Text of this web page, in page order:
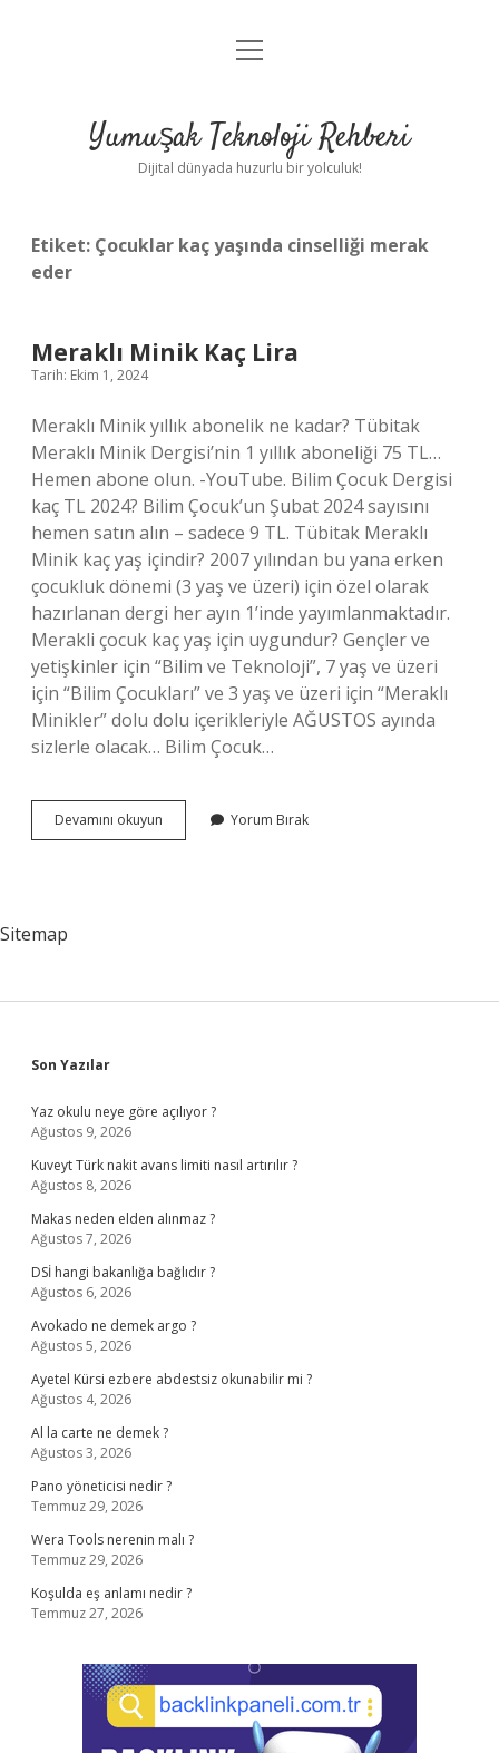
Anasayfa
Yasal Uyarı
menüyü
Yumuşak Teknoloji Rehberi
Dijital dünyada huzurlu bir yolculuk!
Etiket: Çocuklar kaç yaşında cinselliği merak
eder
Meraklı Minik Kaç Lira
Tarih: Ekim 1, 2024
Meraklı Minik yıllık abonelik ne kadar? Tübitak
Meraklı Minik Dergisi’nin 1 yıllık aboneliği 75 TL…
Hemen abone olun. -YouTube. Bilim Çocuk Dergisi
kaç TL 2024? Bilim Çocuk’un Şubat 2024 sayısını
hemen satın alın – sadece 9 TL. Tübitak Meraklı
Minik kaç yaş içindir? 2007 yılından bu yana erken
çocukluk dönemi (3 yaş ve üzeri) için özel olarak
hazırlanan dergi her ayın 1’inde yayımlanmaktadır.
Merakli çocuk kaç yaş için uygundur? Gençler ve
yetişkinler için “Bilim ve Teknoloji”, 7 yaş ve üzeri
için “Bilim Çocukları” ve 3 yaş ve üzeri için “Meraklı
Minikler” dolu dolu içerikleriyle AĞUSTOS ayında
sizlerle olacak… Bilim Çocuk…
Devamını okuyun
Minik
Yorum Bırak
Sitemap
Sidebar
Son Yazılar
Yaz okulu neye göre açılıyor ?
Ağustos 9, 2026
Kuveyt Türk nakit avans limiti nasıl artırılır ?
Ağustos 8, 2026
Makas neden elden alınmaz ?
Ağustos 7, 2026
DSİ hangi bakanlığa bağlıdır ?
Ağustos 6, 2026
Avokado ne demek argo ?
Ağustos 5, 2026
Ayetel Kürsi ezbere abdestsiz okunabilir mi ?
Ağustos 4, 2026
Al la carte ne demek ?
Ağustos 3, 2026
Pano yöneticisi nedir ?
Temmuz 29, 2026
Wera Tools nerenin malı ?
Temmuz 29, 2026
Koşulda eş anlamı nedir ?
Temmuz 27, 2026